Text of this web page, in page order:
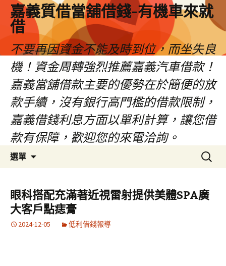
嘉義質借當舖借錢-有機車來就
借
不要再因資金不能及時到位，而坐失良
機！資金周轉強烈推薦嘉義汽車借款！
嘉義當舖借款主要的優勢在於簡便的放
款手續，沒有銀行高門檻的借款限制，
嘉義借錢利息方面以單利計算，讓您借
款有保障，歡迎您的來電洽詢。
選單
容
區
搜
尋
鍵
字:
眼科搭配充滿著近視雷射提供美體SPA廣
大客戶點痣膏
2024-12-05 低利借錢報導